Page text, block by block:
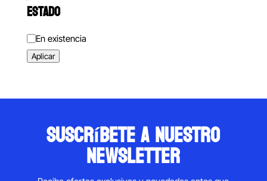
ESTADO
Estado
En existencia
Aplicar
suscríbete a nuestro
newsletter